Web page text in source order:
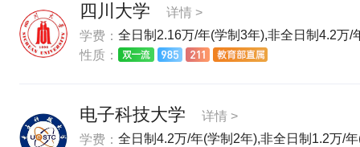
四川大学
详情 >
学费： 全日制2.16万/年(学制3年),非全日制4.2万
性质：
电子科技大学
详情 >
学费： 全日制4.2万/年(学制2年),非全日制1.2万/